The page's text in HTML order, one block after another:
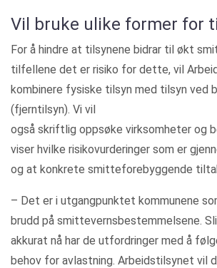
Vil bruke ulike former for
For å hindre at tilsynene bidrar til økt
tilfellene det er risiko for dette, vil
kombinere fysiske tilsyn med tilsyn ved
(fjerntilsyn). Vi vil
også skriftlig oppsøke virksomheter og
viser hvilke risikovurderinger som er
og at konkrete smitteforebyggende
– Det er i utgangpunktet kommunene
brudd på smittevernsbestemmelsene.
akkurat nå har de utfordringer med å
behov for avlastning. Arbeidstilsynet vil